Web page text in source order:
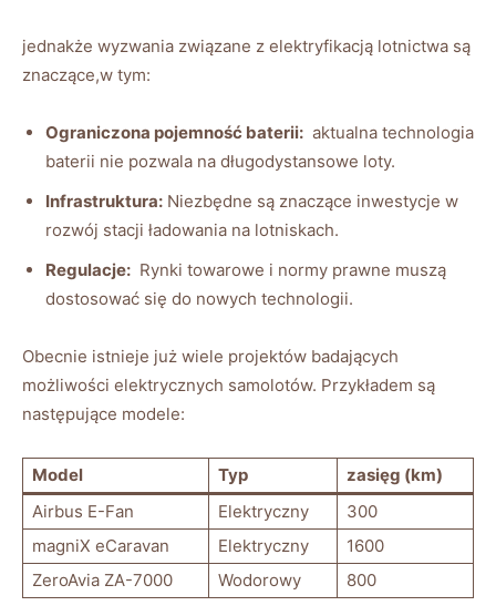
jednakże wyzwania związane z elektryfikacją lotnictwa​ są‌
znaczące,w tym:
Ograniczona​ pojemność‌ baterii: ‌ aktualna technologia
baterii nie pozwala na długodystansowe loty.
Infrastruktura: ⁤Niezbędne są znaczące inwestycje w
rozwój⁢ stacji ładowania na lotniskach.
Regulacje: ⁢ Rynki towarowe i​ normy prawne‍ muszą
dostosować się‌ do nowych technologii.
Obecnie istnieje już wiele projektów badających
możliwości elektrycznych samolotów. Przykładem są
następujące modele:
Model Typ
zasięg ‌(km)
Airbus E-Fan
Elektryczny
300
magniX‌ eCaravan
Elektryczny
1600
ZeroAvia ZA-7000
Wodorowy 800